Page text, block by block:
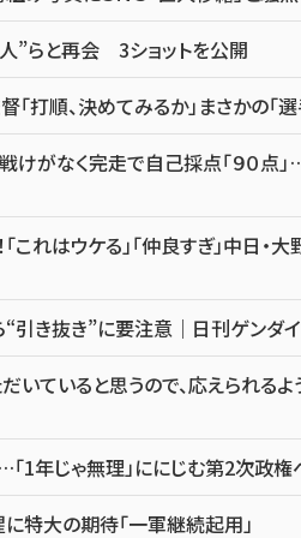
”らと再会 3ショットを公開
打順、決めてみるか」まさかの「
がなく完走で自己採点「９０点
これはウケる」「仲良すぎ」中日・
引き抜き”に要注意｜日刊ゲンダ
ていると思うので、応えられるよ
1年じゃ無理」ににじむ第2次政
特大の期待「一軍継続起用」